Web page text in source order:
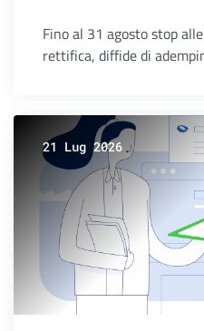
Fino al 31 agosto stop
rettifica, diffide di
21 Lug 2026